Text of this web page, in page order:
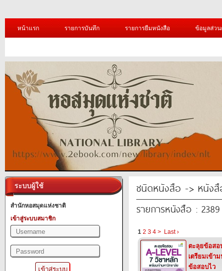
หน้าแรก รายการบันทึก รายการยืมหนังสือ ข้อมูลส่ว
ระบบผู้ใช้
สำนักหอสมุดแห่งชาติ
เข้าสู่ระบบสมาชิก
ชนิดหนังสือ -> หนัง
รายการหนังสือ :
1 2 3 4 > Last ›
ตะลุยข้อสอ
เตรียมเข้า
ข้อสอบไว